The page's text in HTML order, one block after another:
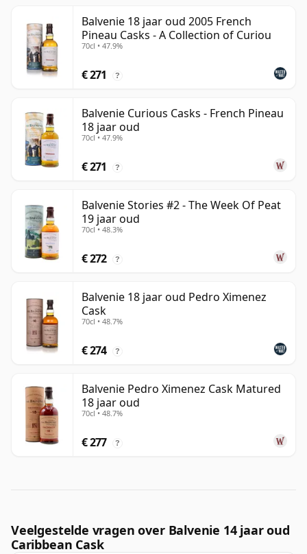
Balvenie 18 jaar oud 2005 French
Pineau Casks - A Collection of Curiou
70cl • 47.9%
€ 271 ?
Balvenie Curious Casks - French Pineau
18 jaar oud
70cl • 47.9%
€ 271 ?
Balvenie Stories #2 - The Week Of Peat
19 jaar oud
70cl • 48.3%
€ 272 ?
Balvenie 18 jaar oud Pedro Ximenez
Cask
70cl • 48.7%
€ 274 ?
Balvenie Pedro Ximenez Cask Matured
18 jaar oud
70cl • 48.7%
€ 277 ?
Veelgestelde vragen over Balvenie 14 jaar oud
Caribbean Cask